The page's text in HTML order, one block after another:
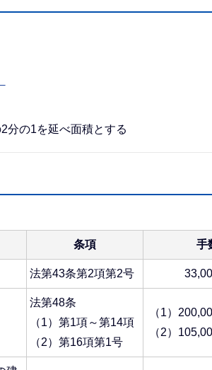
分の1を延べ面積とする
条項 手
法第43条第2項第2号
法第48条
（1）第1項～第14項
（2）第16項第1号
（1）
（2）